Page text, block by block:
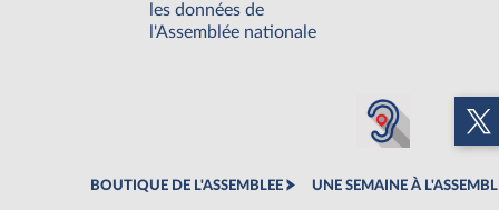
les données de
l'Assemblée nationale
BOUTIQUE DE L'ASSEMBLEE UNE SEMAINE À